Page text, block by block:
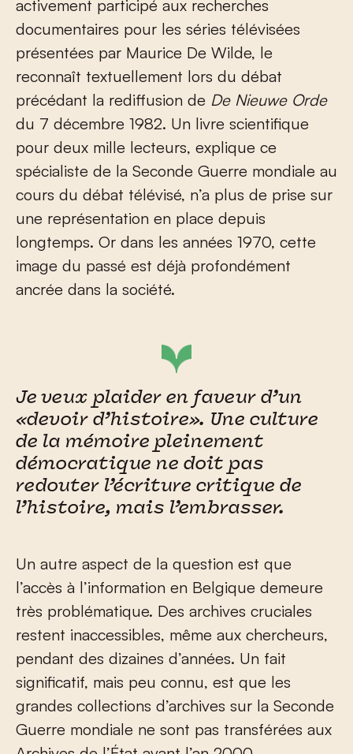
activement participé aux recherches
documentaires pour les séries télévisées
présentées par Maurice De Wilde, le
reconnaît textuellement lors du débat
précédant la rediffusion de De Nieuwe Orde
du 7 décembre 1982. Un livre scientifique
pour deux mille lecteurs, explique ce
spécialiste de la Seconde Guerre mondiale au
cours du débat télévisé, n’a plus de prise sur
une représentation en place depuis
longtemps. Or dans les années 1970, cette
image du passé est déjà profondément
ancrée dans la société.
Je veux plaider en faveur d’un
«devoir d’histoire». Une culture
de la mémoire pleinement
démocratique ne doit pas
redouter l’écriture critique de
l’histoire, mais l’embrasser.
Un autre aspect de la question est que
l’accès à l’information en Belgique demeure
très problématique. Des archives cruciales
restent inaccessibles, même aux chercheurs,
pendant des dizaines d’années. Un fait
significatif, mais peu connu, est que les
grandes collections d’archives sur la Seconde
Guerre mondiale ne sont pas transférées aux